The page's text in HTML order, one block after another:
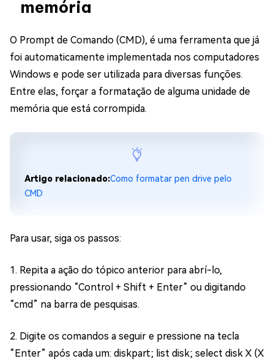
memória
O Prompt de Comando (CMD), é uma ferramenta que já
foi automaticamente implementada nos computadores
Windows e pode ser utilizada para diversas funções.
Entre elas, forçar a formatação de alguma unidade de
memória que está corrompida.
Artigo relacionado:Como formatar pen drive pelo
CMD
Para usar, siga os passos:
1. Repita a ação do tópico anterior para abrí-lo,
pressionando “Control + Shift + Enter” ou digitando
“cmd” na barra de pesquisas.
2. Digite os comandos a seguir e pressione na tecla
“Enter” após cada um: diskpart; list disk; select disk X (X